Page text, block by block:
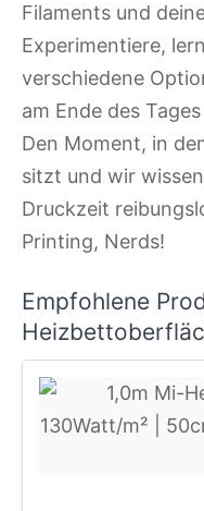
Filaments und
Experimentiere,
verschiedene
am Ende des
Den Moment, in
sitzt und wir
Druckzeit
Printing, Nerds!
Empfohlene